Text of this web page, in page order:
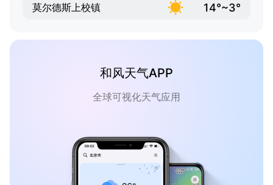
莫尔德斯上校镇 14°~3°
和风天气APP
全球可视化天气应用